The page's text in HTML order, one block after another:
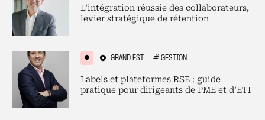
L’intégration réussie des collaborateurs,
levier stratégique de rétention
GRAND EST # GESTION
Labels et plateformes RSE : guide
pratique pour dirigeants de PME et d’ETI